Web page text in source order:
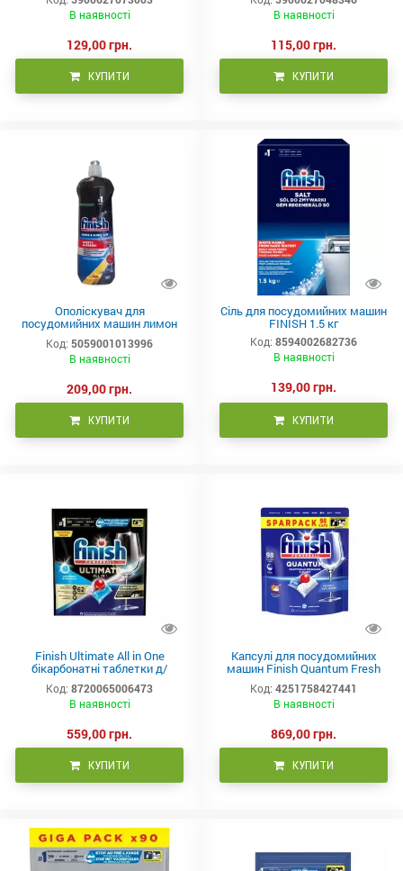
В наявності
129,00 грн.
КУПИТИ
В наявності
115,00 грн.
КУПИТИ
Ополіскувач для
посудомийних машин лимон
Finish 800 мл
Код: 5059001013996
В наявності
209,00 грн.
КУПИТИ
Сіль для посудомийних машин
FINISH 1.5 кг
Код: 8594002682736
В наявності
139,00 грн.
КУПИТИ
Finish Ultimate All in One
бікарбонатні таблетки д/
посудомийки 62 шт
Код: 8720065006473
В наявності
559,00 грн.
КУПИТИ
Капсулі для посудомийних
машин Finish Quantum Fresh
Код: 4251758427441
В наявності
869,00 грн.
КУПИТИ